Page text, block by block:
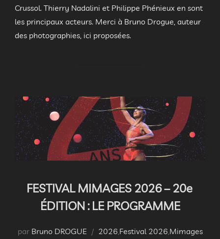
Crussol. Thierry Nadalini et Philippe Phénieux en sont
les principaux acteurs. Merci à Bruno Drogue, auteur
des photographies, ici proposées.
FESTIVAL MIMAGES 2026 – 20e
ÉDITION : LE PROGRAMME
par Bruno DROGUE 2026 Festival 2026 Mimages